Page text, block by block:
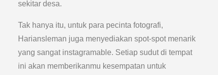
sekitar desa.
Tak hanya itu, untuk para pecinta fotografi,
Hariansleman juga menyediakan spot-spot menarik
yang sangat instagramable. Setiap sudut di tempat
ini akan memberikanmu kesempatan untuk